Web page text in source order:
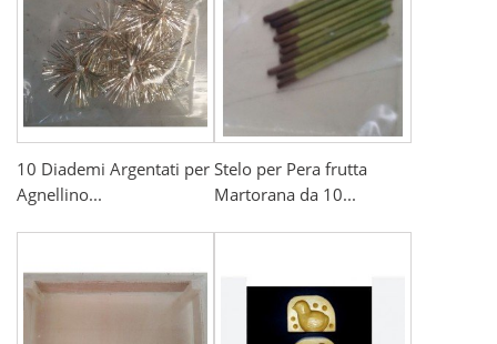
10 Diademi Argentati per
Agnellino...
Stelo per Pera frutta
Martorana da 10...